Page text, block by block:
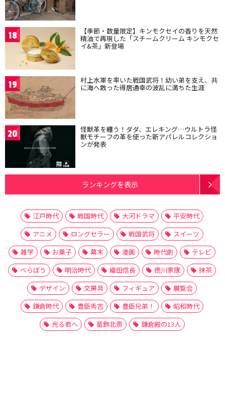
18 【季節・数量限定】キンモクセイの香りを天然
精油で再現した「スチームクリーム キンモクセ
イ&茶」新登場
19 村上水軍を率いた戦国武将！幼い弟を支え、共
に海へ散った得居通幸の波乱に満ちた生涯
20 怪獣革を纏う！ダダ、エレキング…ウルトラ怪
獣モチーフの革を使った新アパレルコレクショ
ンが発表
ランキングを表示
江戸時代 戦国時代 大河ドラマ
平安時代
アニメ
ロングセラー 戦国武将
スイーツ
雑学
お菓子 幕末 漫画 時代劇
テレビ
べらぼう
明治時代 織田信長 徳川家康
抹茶
デザイン
文房具 フィギュア
展覧会
鎌倉時代
豊臣秀吉 豊臣兄弟！
昭和時代
光る君へ
葛飾北斎 鎌倉殿の13人